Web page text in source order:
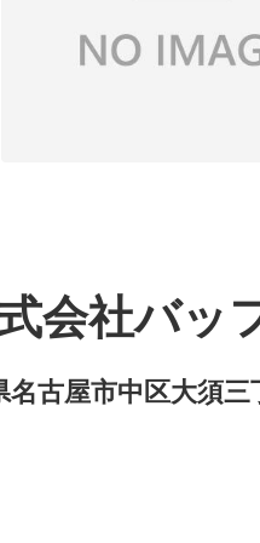
会社バッ
古屋市中区大須三